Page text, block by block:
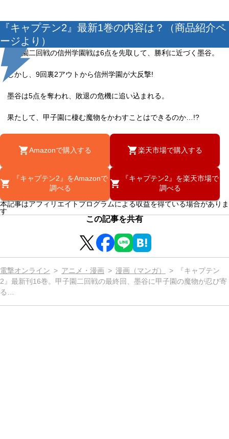
『キャプテン2』最新1巻の内容は？（商品紹介ペ
ージより）
甲子園二回戦の信州学園戦は6点を先取して、勝利に近づく墨谷。
しかし、9回裏2アウトから信州学園が大反撃!
墨谷は5点を奪われ、敗退の危機に追い込まれる。
果たして、甲子園に棲む魔物をかわすことはできるのか…!?
Amazonで購入する 楽天市場で購入する
『キャプテン2』をAmazonで
調べる
『キャプテン2』を楽天市場で
調べる
本記事はアフィリエイトプログラムによる収益を得ている場合がありま
す
この記事を共有
電撃オンライン アニメ・漫画 漫画（マンガ）
『キャプテン
2』最新刊16巻。甲子園二回戦の最終回、墨谷に甲子園の魔物が忍び寄
る…